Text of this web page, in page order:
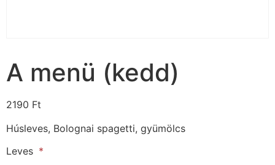
A menü (kedd)ㅤ
2190 Ft
Húsleves, Bolognai spagetti, gyümölcs
Leves